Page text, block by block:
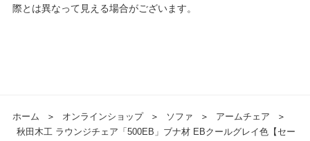
際とは異なって見える場合がございます。
ホーム ＞ オンラインショップ ＞ ソファ ＞ アームチェア
＞
秋田木工 ラウンジチェア「500EB」ブナ材 EBクールグレイ色【セー